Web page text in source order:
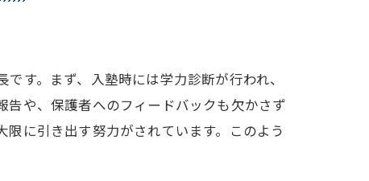
す。まず、入塾時には学力診断が行われ、
告や、保護者へのフィードバックも欠かさず
に引き出す努力がされています。このよう